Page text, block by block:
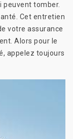
peuvent tomber.
Cet entretien
votre assurance
Alors pour le
appelez toujours